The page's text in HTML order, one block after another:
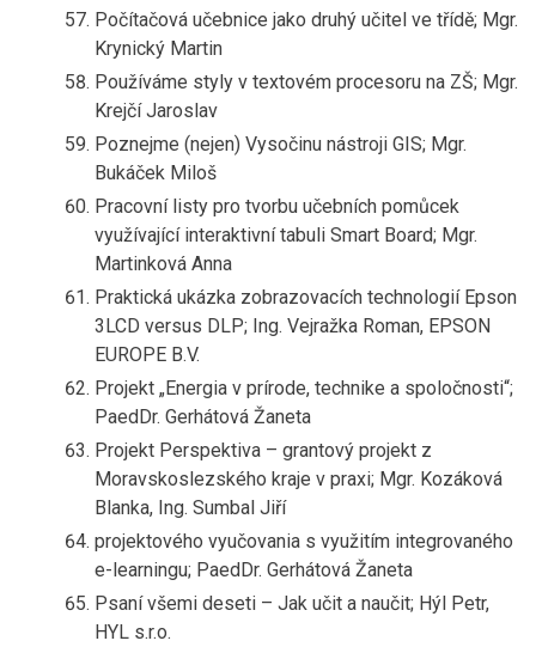
Počítačová učebnice jako druhý učitel ve třídě; Mgr.
Krynický Martin
Používáme styly v textovém procesoru na ZŠ; Mgr.
Krejčí Jaroslav
Poznejme (nejen) Vysočinu nástroji GIS; Mgr.
Bukáček Miloš
Pracovní listy pro tvorbu učebních pomůcek
využívající interaktivní tabuli Smart Board; Mgr.
Martinková Anna
Praktická ukázka zobrazovacích technologií Epson
3LCD versus DLP; Ing. Vejražka Roman, EPSON
EUROPE B.V.
Projekt „Energia v prírode, technike a spoločnosti“;
PaedDr. Gerhátová Žaneta
Projekt Perspektiva – grantový projekt z
Moravskoslezského kraje v praxi; Mgr. Kozáková
Blanka, Ing. Sumbal Jiří
projektového vyučovania s využitím integrovaného
e-learningu; PaedDr. Gerhátová Žaneta
Psaní všemi deseti – Jak učit a naučit; Hýl Petr,
HYL s.r.o.